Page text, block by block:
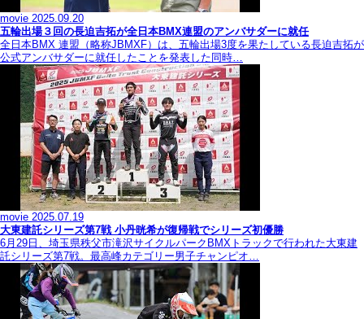
movie 2025.09.20
五輪出場３回の長迫吉拓が全日本BMX連盟のアンバサダーに就任
全日本BMX 連盟（略称JBMXF）は、五輪出場3度を果たしている長迫吉拓が
公式アンバサダーに就任したことを発表した同時…
movie 2025.07.19
大東建託シリーズ第7戦 ⼩丹晄希が復帰戦でシリーズ初優勝
6月29日、埼玉県秩父市滝沢サイクルパークBMXトラックで行われた大東建
託シリーズ第7戦。最高峰カテゴリー男子チャンピオ…